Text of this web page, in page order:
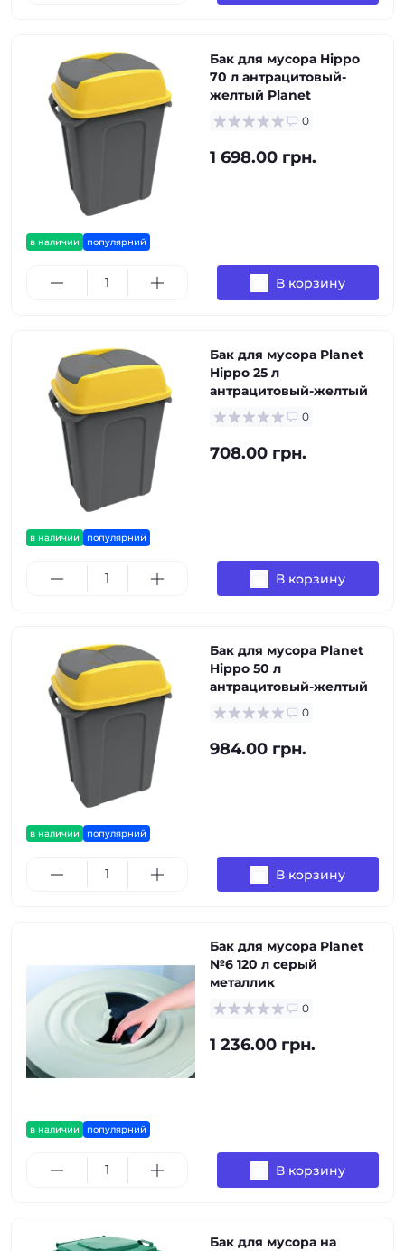
в наличии популярний
Бак для мусора Hippo
70 л антрацитовый-
желтый Planet
0
1 698.00 грн.
В корзину
в наличии популярний
Бак для мусора Planet
Hippo 25 л
антрацитовый-желтый
0
708.00 грн.
В корзину
в наличии популярний
Бак для мусора Planet
Hippo 50 л
антрацитовый-желтый
0
984.00 грн.
В корзину
в наличии популярний
Бак для мусора Planet
№6 120 л серый
металлик
0
1 236.00 грн.
В корзину
Бак для мусора на